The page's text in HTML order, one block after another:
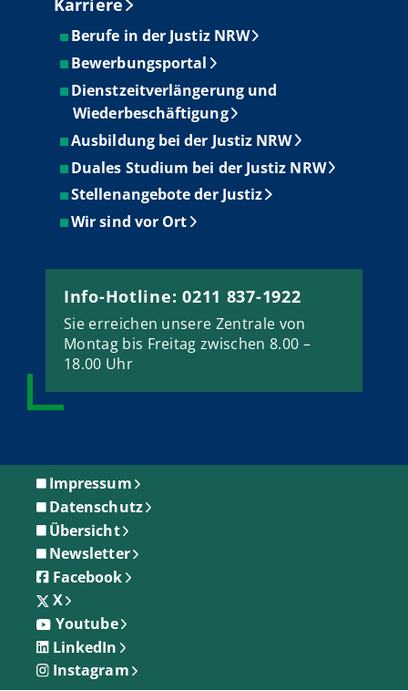
Karriere
Berufe in der Justiz NRW
Bewerbungsportal
Dienstzeitverlängerung und
Wiederbeschäftigung
Ausbildung bei der Justiz NRW
Duales Studium bei der Justiz NRW
Stellenangebote der Justiz
Wir sind vor Ort
Info-Hotline: 0211 837-1922
Sie erreichen unsere Zentrale von
Montag bis Freitag zwischen 8.00 –
18.00 Uhr
Impressum
Datenschutz
Übersicht
Newsletter
Facebook
X
Youtube
LinkedIn
Instagram